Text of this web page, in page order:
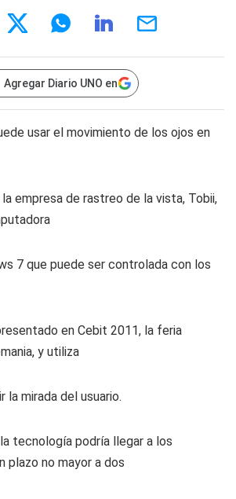
Agregar Diario UNO en
usar el movimiento de los ojos en
empresa de rastreo de la vista, Tobii,
7 que puede ser controlada con los
en Cebit 2011, la feria
y utiliza
la mirada del usuario.
tecnología podría llegar a los
plazo no mayor a dos